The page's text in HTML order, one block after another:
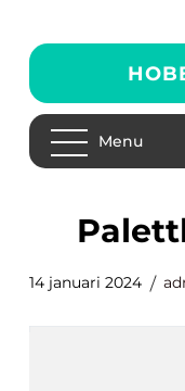
Menu
14 januari 2024